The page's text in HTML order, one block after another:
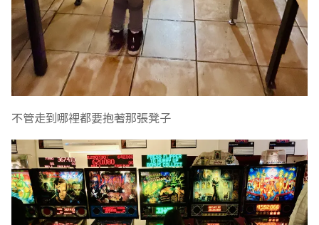
不管走到哪裡都要抱著那張凳子